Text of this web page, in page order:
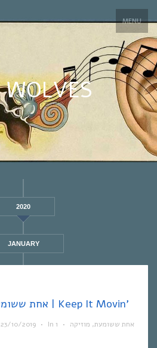
MENU
WOLVES
2020
JANUARY
אחת ששומעת #385 | 17/10/19 | Keep It Movin’
23/10/2019 • In אחת ששומעת, מוזיקה •
1